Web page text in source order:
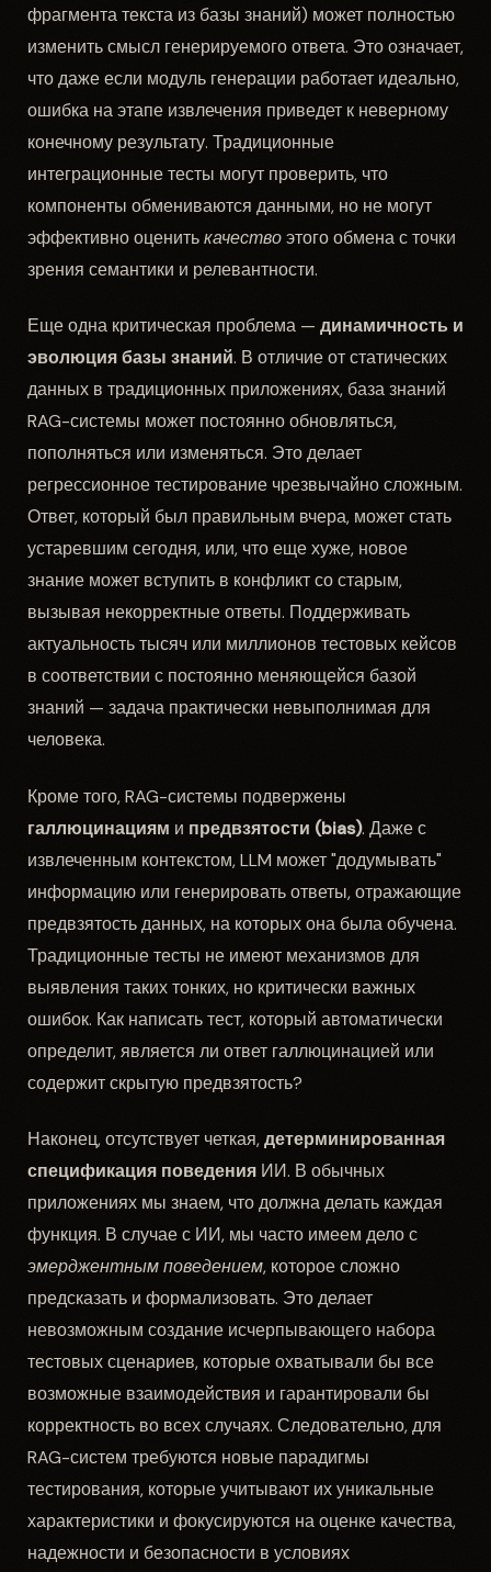
фрагмента текста из базы знаний) может полностью
изменить смысл генерируемого ответа. Это означает,
что даже если модуль генерации работает идеально,
ошибка на этапе извлечения приведет к неверному
конечному результату. Традиционные
интеграционные тесты могут проверить, что
компоненты обмениваются данными, но не могут
эффективно оценитькачествоэтого обмена с точки
зрения семантики и релевантности.
Еще одна критическая проблема — динамичность и
эволюция базы знаний. В отличие от статических
данных в традиционных приложениях, база знаний
RAG-системы может постоянно обновляться,
пополняться или изменяться. Это делает
регрессионное тестирование чрезвычайно сложным.
Ответ, который был правильным вчера, может стать
устаревшим сегодня, или, что еще хуже, новое
знание может вступить в конфликт со старым,
вызывая некорректные ответы. Поддерживать
актуальность тысяч или миллионов тестовых кейсов
в соответствии с постоянно меняющейся базой
знаний — задача практически невыполнимая для
человека.
Кроме того, RAG-системы подвержены
галлюцинациям и предвзятости (bias). Даже с
извлеченным контекстом, LLM может "додумывать"
информацию или генерировать ответы, отражающие
предвзятость данных, на которых она была обучена.
Традиционные тесты не имеют механизмов для
выявления таких тонких, но критически важных
ошибок. Как написать тест, который автоматически
определит, является ли ответ галлюцинацией или
содержит скрытую предвзятость?
Наконец, отсутствует четкая,детерминированная
спецификация поведенияИИ. В обычных
приложениях мы знаем, что должна делать каждая
функция. В случае с ИИ, мы часто имеем дело с
эмерджентным поведением, которое сложно
предсказать и формализовать. Это делает
невозможным создание исчерпывающего набора
тестовых сценариев, которые охватывали бы все
возможные взаимодействия и гарантировали бы
корректность во всех случаях. Следовательно, для
RAG-систем требуются новые парадигмы
тестирования, которые учитывают их уникальные
характеристики и фокусируются на оценке качества,
надежности и безопасности в условиях